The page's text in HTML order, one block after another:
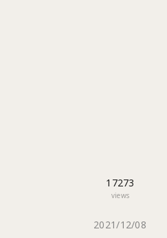
17273
views
2021/12/08